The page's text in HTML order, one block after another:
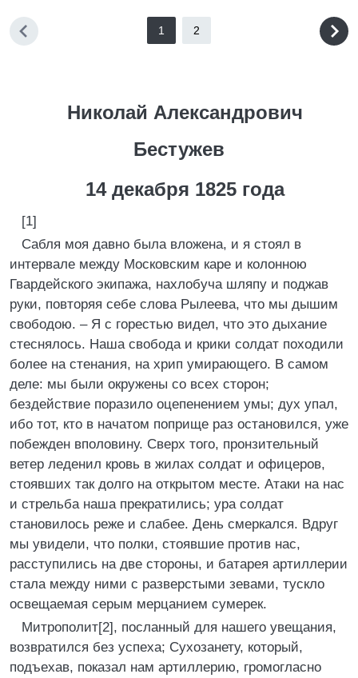
1 2
Николай Александрович
Бестужев
14 декабря 1825 года
[1]
Сабля моя давно была вложена, и я стоял в
интервале между Московским каре и колонною
Гвардейского экипажа, нахлобуча шляпу и поджав
руки, повторяя себе слова Рылеева, что мы дышим
свободою. – Я с горестью видел, что это дыхание
стеснялось. Наша свобода и крики солдат походили
более на стенания, на хрип умирающего. В самом
деле: мы были окружены со всех сторон;
бездействие поразило оцепенением умы; дух упал,
ибо тот, кто в начатом поприще раз остановился, уже
побежден вполовину. Сверх того, пронзительный
ветер леденил кровь в жилах солдат и офицеров,
стоявших так долго на открытом месте. Атаки на нас
и стрельба наша прекратились; ура солдат
становилось реже и слабее. День смеркался. Вдруг
мы увидели, что полки, стоявшие против нас,
расступились на две стороны, и батарея артиллерии
стала между ними с разверстыми зевами, тускло
освещаемая серым мерцанием сумерек.
Митрополит[2], посланный для нашего увещания,
возвратился без успеха; Сухозанету, который,
подъехав, показал нам артиллерию, громогласно